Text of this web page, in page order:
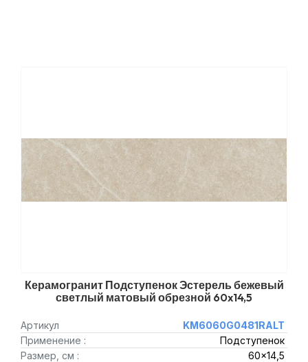
Керамогранит Подступенок Эстерель бежевый
светлый матовый обрезной 60x14,5
Артикул
KM6060G0481RALT
Применение :
Подступенок
Размер, см :
60x14,5